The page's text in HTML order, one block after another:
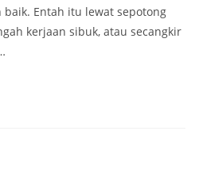
Entah itu lewat sepotong
kerjaan sibuk, atau secangkir